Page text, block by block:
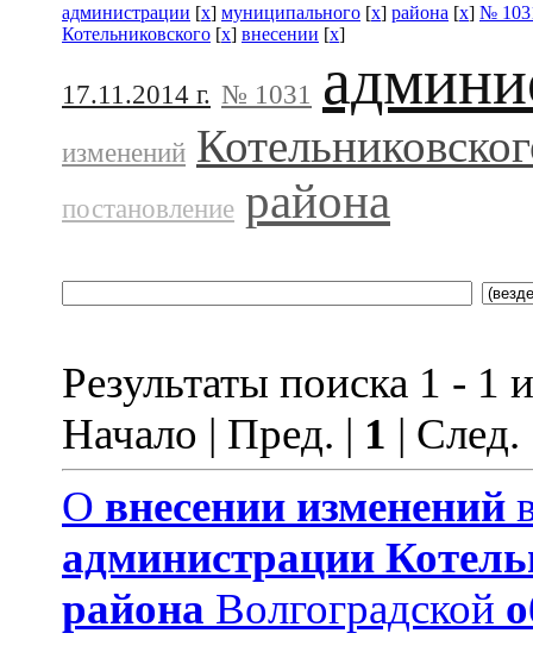
администрации [x] муниципального [x] района [x] №
Котельниковского [x] внесении [x]
17.11.2014 г. № 1031
изменений
постановление района
Результаты поиска 1 - 1
Начало | Пред. | 1 |
О внесении изменений
администрации
района Волгоградской